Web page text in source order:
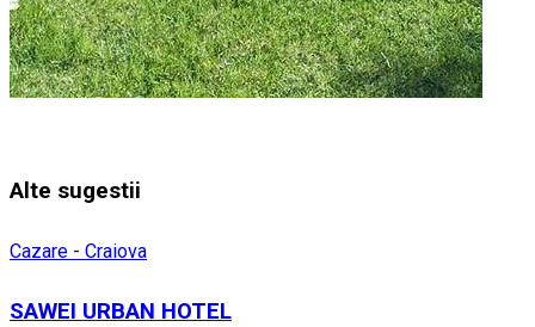
Alte sugestii
Cazare - Craiova
SAWEI URBAN HOTEL